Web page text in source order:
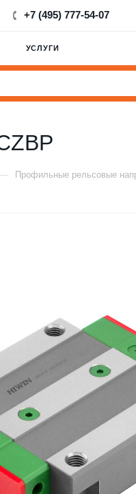
+7 (495) 777-54-07
УСЛУГИ
Профильные рельсовые